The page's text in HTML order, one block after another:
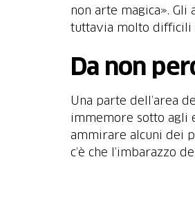
non arte magica».
Una parte dell’area
immemore sotto agli
ammirare alcuni dei